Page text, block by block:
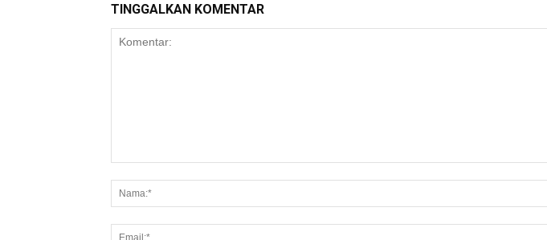
TINGGALKAN KOMENTAR